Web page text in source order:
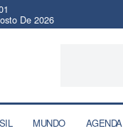
De 2026
MUNDO AGENDA